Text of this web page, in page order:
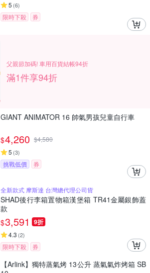
5 (6)
限時下殺 券
父親節加碼! 車用百貨結帳94折
滿1件享94折
GIANT ANIMATOR 16 帥氣男孩兒童自行車
$4,260 $4,580
5 (3)
挑戰低價 券
全新款式 摩斯達 台灣總代理公司貨
SHAD後行李箱置物箱漢堡箱 TR41金屬銀飾蓋
款
$3,591 9折
4.3 (2)
限時下殺 券
【Arlink】獨特蒸氣烤 13公升 蒸氣氣炸烤箱 SB